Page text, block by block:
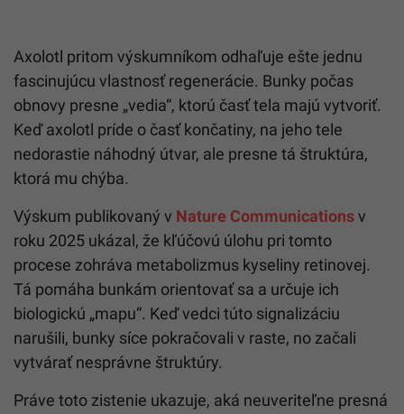
Axolotl pritom výskumníkom odhaľuje ešte jednu
fascinujúcu vlastnosť regenerácie. Bunky počas
obnovy presne „vedia“, ktorú časť tela majú vytvoriť.
Keď axolotl príde o časť končatiny, na jeho tele
nedorastie náhodný útvar, ale presne tá štruktúra,
ktorá mu chýba.
Výskum publikovaný v Nature Communicationsv
roku 2025 ukázal, že kľúčovú úlohu pri tomto
procese zohráva metabolizmus kyseliny retinovej.
Tá pomáha bunkám orientovať sa a určuje ich
biologickú „mapu“. Keď vedci túto signalizáciu
narušili, bunky síce pokračovali v raste, no začali
vytvárať nesprávne štruktúry.
Práve toto zistenie ukazuje, aká neuveriteľne presná